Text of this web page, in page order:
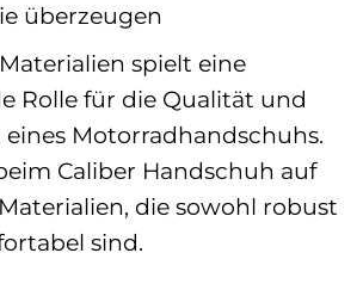
überzeugen
spielt eine
Rolle für die Qualität und
Motorradhandschuhs.
Caliber Handschuh auf
die sowohl robust
sind.